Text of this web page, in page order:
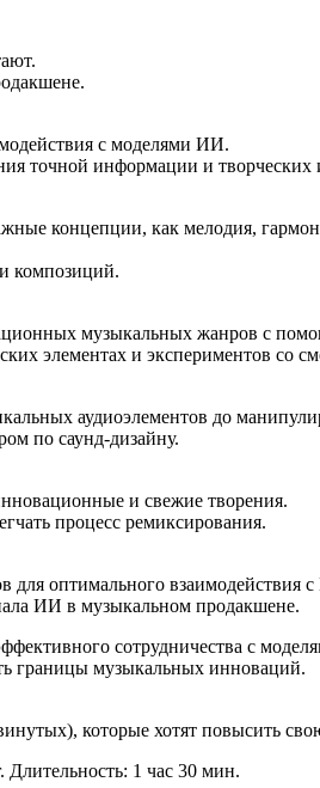
с моделями ИИ.
точной информации и творческих
концепции, как мелодия,
композиций.
музыкальных жанров с
элементах и экспериментов со
аудиоэлементов до
по саунд-дизайну.
и свежие творения.
процесс ремиксирования.
для оптимального взаимодействия
ИИ в музыкальном продакшене.
сотрудничества с
границы музыкальных инноваций.
которые хотят повысить
1 час 30 мин.